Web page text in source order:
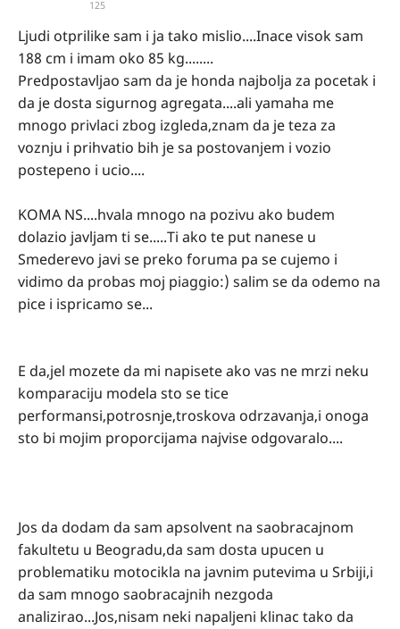
125
Ljudi otprilike sam i ja tako mislio....Inace visok sam
188 cm i imam oko 85 kg........
Predpostavljao sam da je honda najbolja za pocetak i
da je dosta sigurnog agregata....ali yamaha me
mnogo privlaci zbog izgleda,znam da je teza za
voznju i prihvatio bih je sa postovanjem i vozio
postepeno i ucio....
KOMA NS....hvala mnogo na pozivu ako budem
dolazio javljam ti se.....Ti ako te put nanese u
Smederevo javi se preko foruma pa se cujemo i
vidimo da probas moj piaggio:) salim se da odemo na
pice i ispricamo se...
E da,jel mozete da mi napisete ako vas ne mrzi neku
komparaciju modela sto se tice
performansi,potrosnje,troskova odrzavanja,i onoga
sto bi mojim proporcijama najvise odgovaralo....
Jos da dodam da sam apsolvent na saobracajnom
fakultetu u Beogradu,da sam dosta upucen u
problematiku motocikla na javnim putevima u Srbiji,i
da sam mnogo saobracajnih nezgoda
analizirao...Jos,nisam neki napaljeni klinac tako da